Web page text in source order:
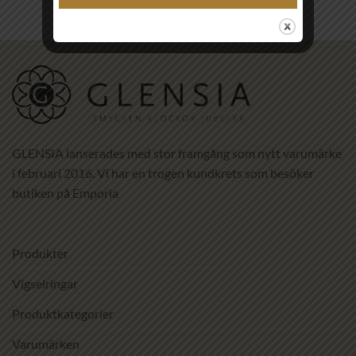
GLENSIA lanserades med stor framgång som nytt varumärke
i februari 2016. Vi har en trogen kundkrets som besöker
butiken på Emporia
Produkter
Vigselringar
Produktkategorier
Varumärken